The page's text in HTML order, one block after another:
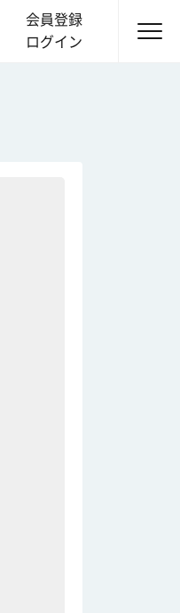
会員登録
ログイン